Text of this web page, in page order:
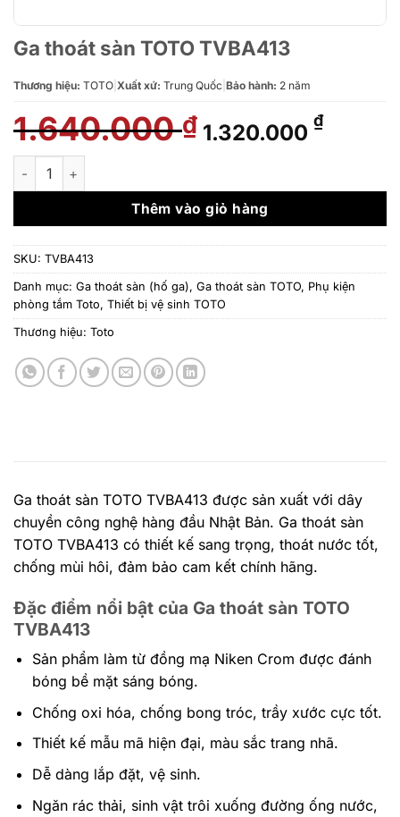
Ga thoát sàn TOTO TVBA413
Thương hiệu: TOTO Xuất xứ: Trung Quốc Bảo hành: 2 năm
1.640.000₫ Giá
gốc
1.640.000 ₫.
1.320.000 ₫Giá
là:
Ga thoát sàn TOTO TVBA413 số lượng
Thêm vào giỏ hàng
SKU: TVBA413
Danh mục: Ga thoát sàn (hố ga), Ga thoát sàn TOTO, Phụ kiện
phòng tắm Toto, Thiết bị vệ sinh TOTO
Thương hiệu: Toto
Ga thoát sàn TOTO TVBA413 được sản xuất với dây
chuyền công nghệ hàng đầu Nhật Bản. Ga thoát sàn
TOTO TVBA413 có thiết kế sang trọng, thoát nước tốt,
chống mùi hôi, đảm bảo cam kết chính hãng.
Đặc điểm nổi bật của Ga thoát sàn TOTO
TVBA413
Sản phẩm làm từ đồng mạ Niken Crom được đánh
bóng bề mặt sáng bóng.
Chống oxi hóa, chống bong tróc, trầy xước cực tốt.
Thiết kế mẫu mã hiện đại, màu sắc trang nhã.
Dễ dàng lắp đặt, vệ sinh.
Ngăn rác thải, sinh vật trôi xuống đường ống nước,